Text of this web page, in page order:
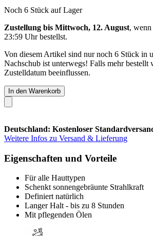
Noch 6 Stück auf Lager
Zustellung bis Mittwoch, 12. August,
23:59 Uhrbestellst.
Von diesem Artikel sind nur noch 6 Stück in
Nachschub ist unterwegs! Falls mehr bestellt
Zustelldatum beeinflussen.
In den Warenkorb
Deutschland: Kostenloser
Weitere Infos zu Versand & Lieferung
Eigenschaften und Vorteile
Für alle Hauttypen
Schenkt sonnengebräunte Strahlkraft
Definiert natürlich
Langer Halt - bis zu 8 Stunden
Mit pflegenden Ölen